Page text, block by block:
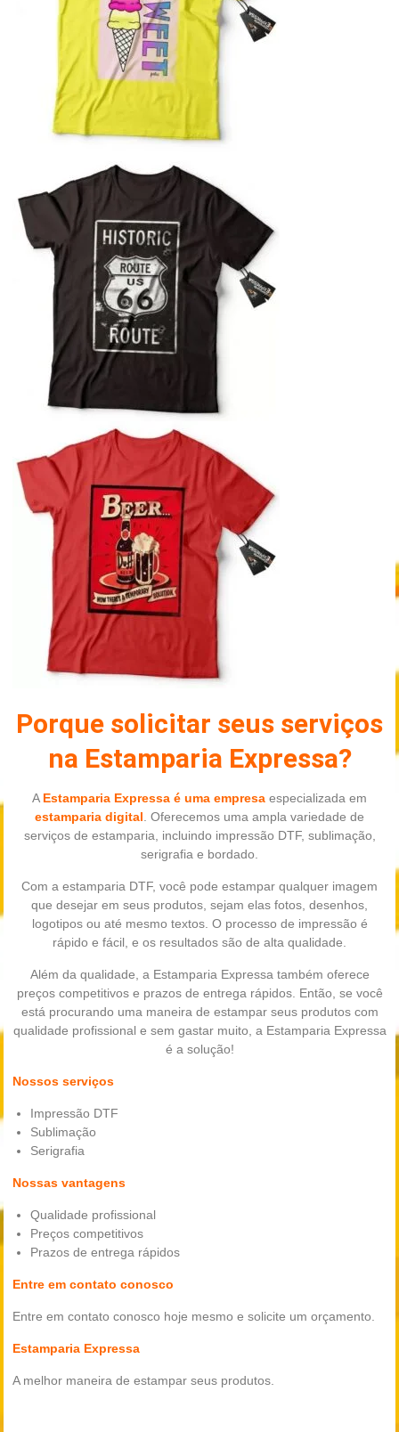
Porque solicitar seus serviços
na Estamparia Expressa?
A Estamparia Expressa é uma empresa especializada em
estamparia digital . Oferecemos uma ampla variedade de
serviços de estamparia, incluindo impressão DTF, sublimação,
serigrafia e bordado.
Com a estamparia DTF, você pode estampar qualquer imagem
que desejar em seus produtos, sejam elas fotos, desenhos,
logotipos ou até mesmo textos. O processo de impressão é
rápido e fácil, e os resultados são de alta qualidade.
Além da qualidade, a Estamparia Expressa também oferece
preços competitivos e prazos de entrega rápidos. Então, se você
está procurando uma maneira de estampar seus produtos com
qualidade profissional e sem gastar muito, a Estamparia Expressa
é a solução!
Nossos serviços
Impressão DTF
Sublimação
Serigrafia
Nossas vantagens
Qualidade profissional
Preços competitivos
Prazos de entrega rápidos
Entre em contato conosco
Entre em contato conosco hoje mesmo e solicite um orçamento.
Estamparia Expressa
A melhor maneira de estampar seus produtos.